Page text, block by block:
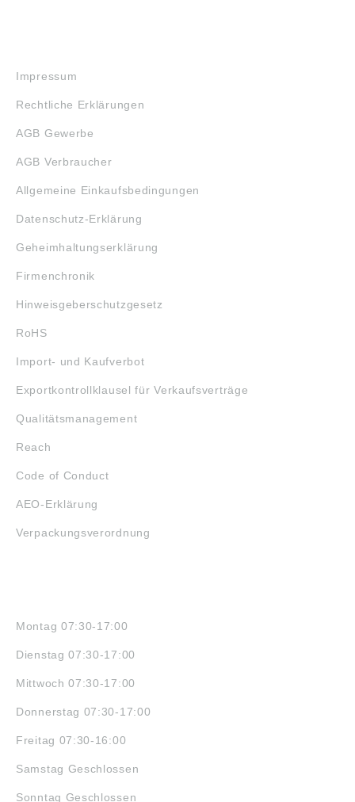
Impressum
Rechtliche Erklärungen
AGB Gewerbe
AGB Verbraucher
Allgemeine Einkaufsbedingungen
Datenschutz-Erklärung
Geheimhaltungserklärung
Firmenchronik
Hinweisgeberschutzgesetz
RoHS
Import- und Kaufverbot
Exportkontrollklausel für Verkaufsverträge
Qualitätsmanagement
Reach
Code of Conduct
AEO-Erklärung
Verpackungsverordnung
Montag 07:30-17:00
Dienstag 07:30-17:00
Mittwoch 07:30-17:00
Donnerstag 07:30-17:00
Freitag 07:30-16:00
Samstag Geschlossen
Sonntag Geschlossen